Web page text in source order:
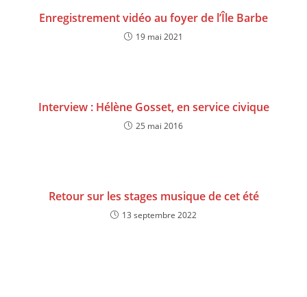
Enregistrement vidéo au foyer de l’Île Barbe
19 mai 2021
Interview : Hélène Gosset, en service civique
25 mai 2016
Retour sur les stages musique de cet été
13 septembre 2022